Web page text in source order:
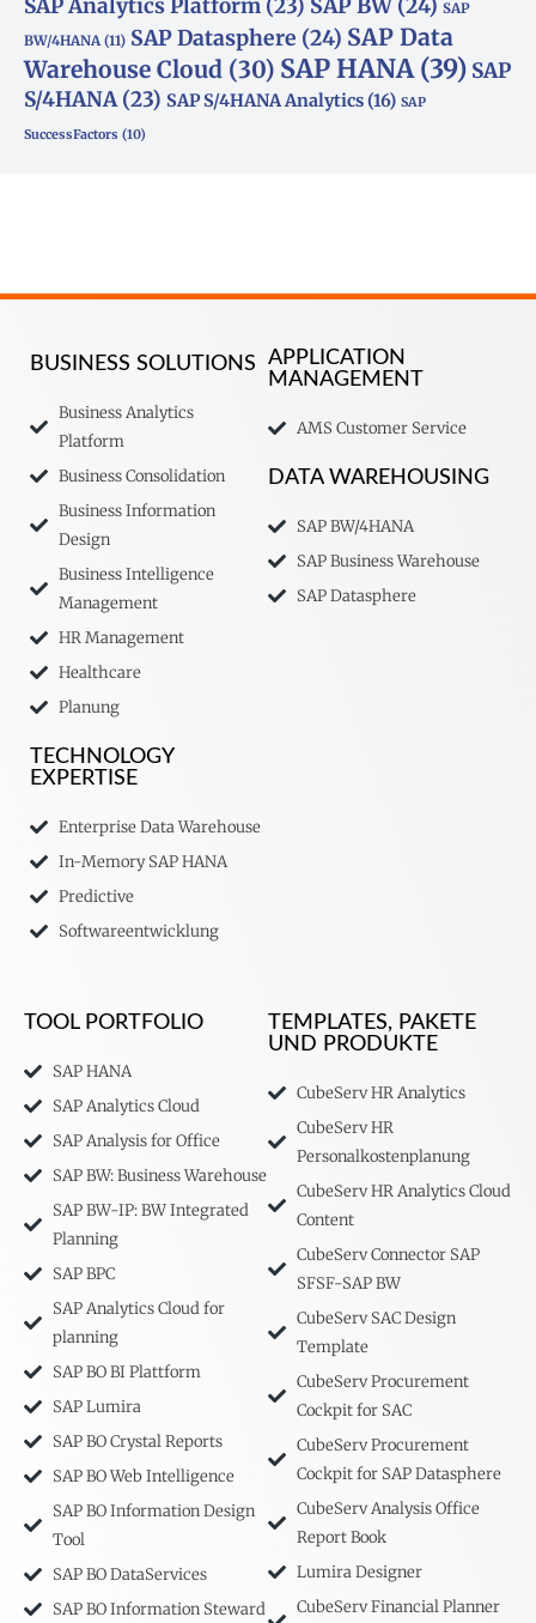
SAP Analytics Platform (23) SAP BW(24) SAP
BW/4HANA (11) SAP Datasphere (24) SAP Data
Warehouse Cloud (30) SAP HANA(39) SAP
S/4HANA(23) SAP S/4HANA Analytics(16) SAP
SuccessFactors (10)
BUSINESS SOLUTIONS
Business Analytics
Platform
Business Consolidation
Business Information
Design
Business Intelligence
Management
HR Management
Healthcare
Planung
TECHNOLOGY
EXPERTISE
Enterprise Data Warehouse
In-Memory SAP HANA
Predictive
Softwareentwicklung
APPLICATION
MANAGEMENT
AMS Customer Service
DATA WAREHOUSING
SAP BW/4HANA
SAP Business Warehouse
SAP Datasphere
TOOL PORTFOLIO
SAP HANA
SAP Analytics Cloud
SAP Analysis for Office
SAP BW: Business Warehouse
SAP BW-IP: BW Integrated
Planning
SAP BPC
SAP Analytics Cloud for
planning
SAP BO BI Plattform
SAP Lumira
SAP BO Crystal Reports
SAP BO Web Intelligence
SAP BO Information Design
Tool
SAP BO DataServices
SAP BO Information Steward
TEMPLATES, PAKETE
UND PRODUKTE
CubeServ HR Analytics
CubeServ HR
Personalkostenplanung
CubeServ HR Analytics Cloud
Content
CubeServ Connector SAP
SFSF-SAP BW
CubeServ SAC Design
Template
CubeServ Procurement
Cockpit for SAC
CubeServ Procurement
Cockpit for SAP Datasphere
CubeServ Analysis Office
Report Book
Lumira Designer
CubeServ Financial Planner